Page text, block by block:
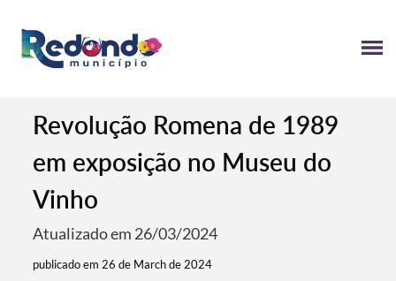
Revolução Romena de 1989
em exposição no Museu do
Vinho
Atualizado em 26/03/2024
publicado em 26 de March de 2024